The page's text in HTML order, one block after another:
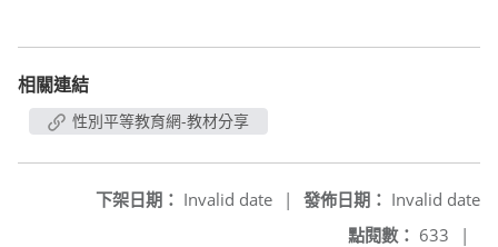
相關連結
性別平等教育網-教材分享
發佈日期： Invalid date
下架日期： Invalid date
|
點閱數： 633 |